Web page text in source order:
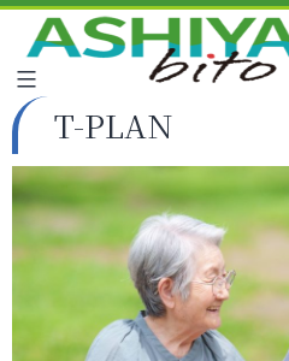
T-PLAN